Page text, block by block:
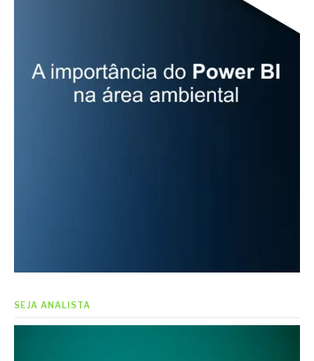
SEJA ANALISTA